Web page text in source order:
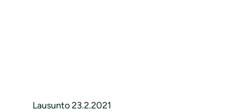
Lausunto 23.2.2021